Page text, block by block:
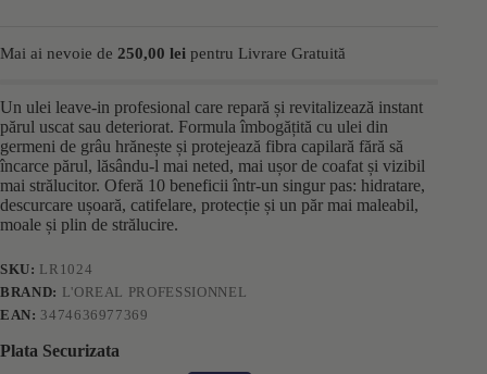
Mai ai nevoie de 250,00 lei pentru Livrare Gratuită
Un ulei leave-in profesional care repară și revitalizează instant
părul uscat sau deteriorat. Formula îmbogățită cu ulei din
germeni de grâu hrănește și protejează fibra capilară fără să
încarce părul, lăsându-l mai neted, mai ușor de coafat și vizibil
mai strălucitor. Oferă 10 beneficii într-un singur pas: hidratare,
descurcare ușoară, catifelare, protecție și un păr mai maleabil,
moale și plin de strălucire.
SKU: LR1024
BRAND: L'OREAL PROFESSIONNEL
EAN: 3474636977369
Plata Securizata